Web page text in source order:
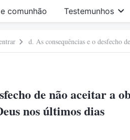
comunhão Testemunhos
de não aceitar a
nos últimos dias